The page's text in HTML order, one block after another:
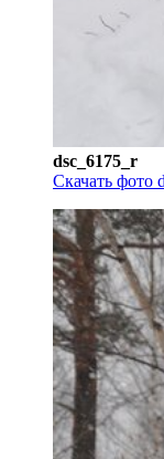
dsc_6175_r
Скачать фото